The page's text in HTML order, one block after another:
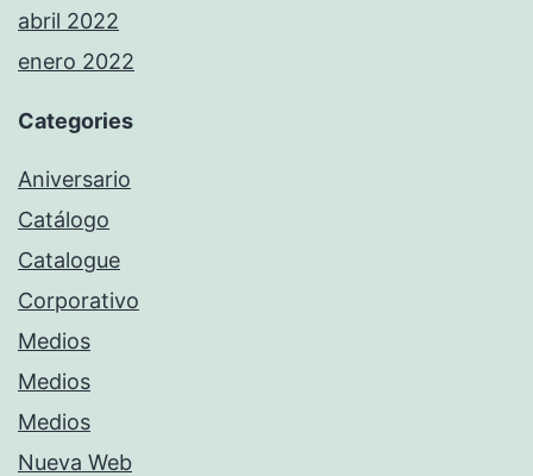
abril 2022
enero 2022
Categories
Aniversario
Catálogo
Catalogue
Corporativo
Medios
Medios
Medios
Nueva Web